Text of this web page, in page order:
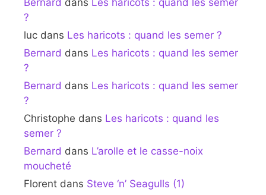
Bernard dans Les haricots : quand les semer
?
luc dans Les haricots : quand les semer ?
Bernard dans Les haricots : quand les semer
?
Bernard dans Les haricots : quand les semer
?
Christophe dans Les haricots : quand les
semer ?
Bernard dans L’arolle et le casse-noix
moucheté
Florent dans Steve ‘n’ Seagulls (1)